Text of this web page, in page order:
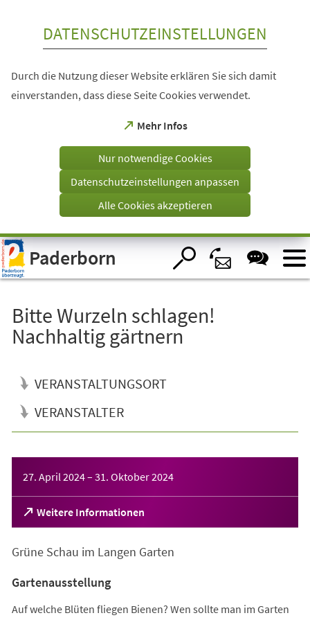
Visuelle
Assistenzsoftware
öffnen.
DATENSCHUTZEINSTELLUNGEN
Durch die Nutzung dieser Website erklären Sie sich damit
einverstanden, dass diese Seite Cookies verwendet.
Mehr Infos
(Öffnet
einem
Tab)
Nur notwendige Cookies
Datenschutzeinstellungen anpassen
Alle Cookies akzeptieren
Paderborn
Bitte Wurzeln schlagen!
Nachhaltig gärtnern
VERANSTALTUNGSORT
VERANSTALTER
27. April 2024– 31. Oktober 2024
Weitere Informationen
(Öffnet
in
neuen
Grüne Schau im Langen Garten
Gartenausstellung
Auf welche Blüten fliegen Bienen? Wen sollte man im Garten